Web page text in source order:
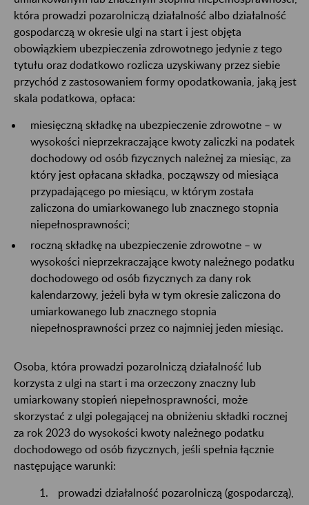
która prowadzi pozarolniczą działalność albo działalność
gospodarczą w okresie ulgi na start i jest objęta
obowiązkiem ubezpieczenia zdrowotnego jedynie z tego
tytułu oraz dodatkowo rozlicza uzyskiwany przez siebie
przychód z zastosowaniem formy opodatkowania, jaką jest
skala podatkowa, opłaca:
miesięczną składkę na ubezpieczenie zdrowotne – w
wysokości nieprzekraczające kwoty zaliczki na podatek
dochodowy od osób fizycznych należnej za miesiąc, za
który jest opłacana składka, począwszy od miesiąca
przypadającego po miesiącu, w którym została
zaliczona do umiarkowanego lub znacznego stopnia
niepełnosprawności;
roczną składkę na ubezpieczenie zdrowotne – w
wysokości nieprzekraczające kwoty należnego podatku
dochodowego od osób fizycznych za dany rok
kalendarzowy, jeżeli była w tym okresie zaliczona do
umiarkowanego lub znacznego stopnia
niepełnosprawności przez co najmniej jeden miesiąc.
Osoba, która prowadzi pozarolniczą działalność lub
korzysta z ulgi na start i ma orzeczony znaczny lub
umiarkowany stopień niepełnosprawności, może
skorzystać z ulgi polegającej na obniżeniu składki rocznej
za rok 2023 do wysokości kwoty należnego podatku
dochodowego od osób fizycznych, jeśli spełnia łącznie
następujące warunki:
prowadzi działalność pozarolniczą (gospodarczą),